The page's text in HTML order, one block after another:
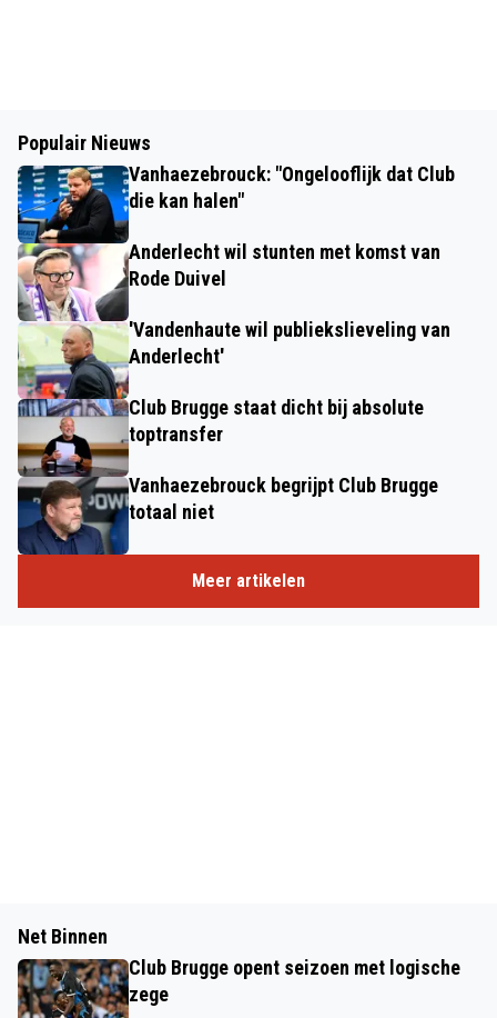
Populair Nieuws
Vanhaezebrouck: "Ongelooflijk dat Club
die kan halen"
Anderlecht wil stunten met komst van
Rode Duivel
'Vandenhaute wil publiekslieveling van
Anderlecht'
Club Brugge staat dicht bij absolute
toptransfer
Vanhaezebrouck begrijpt Club Brugge
totaal niet
Meer artikelen
Net Binnen
Club Brugge opent seizoen met logische
zege